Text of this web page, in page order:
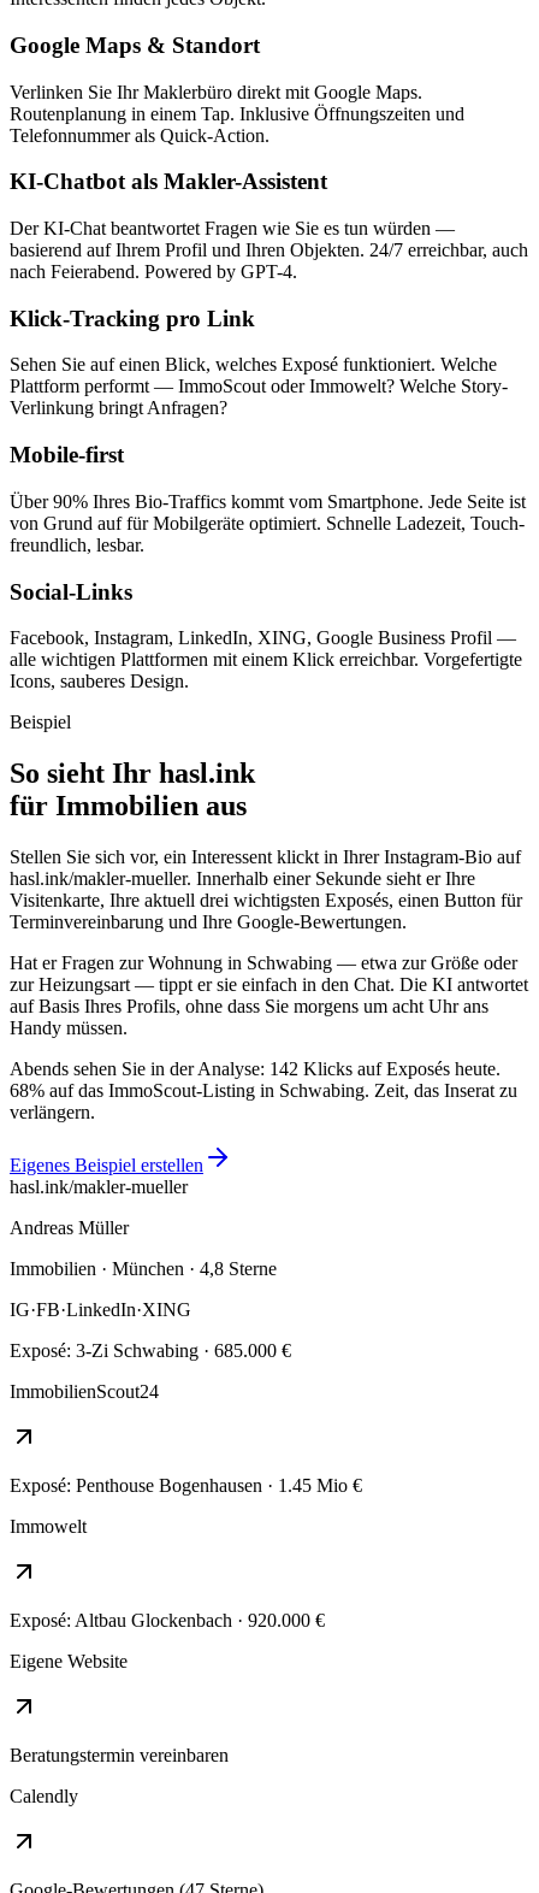
Google Maps & Standort
Verlinken Sie Ihr Maklerbüro direkt mit Google Maps.
Routenplanung in einem Tap. Inklusive Öffnungszeiten und
Telefonnummer als Quick-Action.
KI-Chatbot als Makler-Assistent
Der KI-Chat beantwortet Fragen wie Sie es tun würden —
basierend auf Ihrem Profil und Ihren Objekten. 24/7 erreichbar, auch
nach Feierabend. Powered by GPT-4.
Klick-Tracking pro Link
Sehen Sie auf einen Blick, welches Exposé funktioniert. Welche
Plattform performt — ImmoScout oder Immowelt? Welche Story-
Verlinkung bringt Anfragen?
Mobile-first
Über 90% Ihres Bio-Traffics kommt vom Smartphone. Jede Seite ist
von Grund auf für Mobilgeräte optimiert. Schnelle Ladezeit, Touch-
freundlich, lesbar.
Social-Links
Facebook, Instagram, LinkedIn, XING, Google Business Profil —
alle wichtigen Plattformen mit einem Klick erreichbar. Vorgefertigte
Icons, sauberes Design.
Beispiel
So sieht Ihr hasl.ink
für Immobilien aus
Stellen Sie sich vor, ein Interessent klickt in Ihrer Instagram-Bio auf
hasl.ink/makler-mueller. Innerhalb einer Sekunde sieht er Ihre
Visitenkarte, Ihre aktuell drei wichtigsten Exposés, einen Button für
Terminvereinbarung und Ihre Google-Bewertungen.
Hat er Fragen zur Wohnung in Schwabing — etwa zur Größe oder
zur Heizungsart — tippt er sie einfach in den Chat. Die KI antwortet
auf Basis Ihres Profils, ohne dass Sie morgens um acht Uhr ans
Handy müssen.
Abends sehen Sie in der Analyse: 142 Klicks auf Exposés heute.
68% auf das ImmoScout-Listing in Schwabing. Zeit, das Inserat zu
verlängern.
Eigenes Beispiel erstellen
hasl.ink/makler-mueller
Andreas Müller
Immobilien · München · 4,8 Sterne
IG·FB·LinkedIn·XING
Exposé: 3-Zi Schwabing · 685.000 €
ImmobilienScout24
Exposé: Penthouse Bogenhausen · 1.45 Mio €
Immowelt
Exposé: Altbau Glockenbach · 920.000 €
Eigene Website
Beratungstermin vereinbaren
Calendly